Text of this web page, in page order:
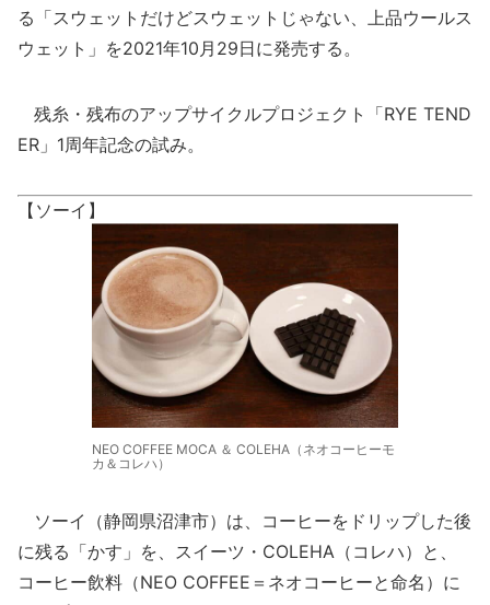
る「スウェットだけどスウェットじゃない、上品ウールス
ウェット」を2021年10月29日に発売する。
残糸・残布のアップサイクルプロジェクト「RYE TEND
ER」1周年記念の試み。
【ソーイ】
NEO COFFEE MOCA ＆ COLEHA（ネオコーヒーモ
カ＆コレハ）
ソーイ（静岡県沼津市）は、コーヒーをドリップした後
に残る「かす」を、スイーツ・COLEHA（コレハ）と、
コーヒー飲料（NEO COFFEE＝ネオコーヒーと命名）に